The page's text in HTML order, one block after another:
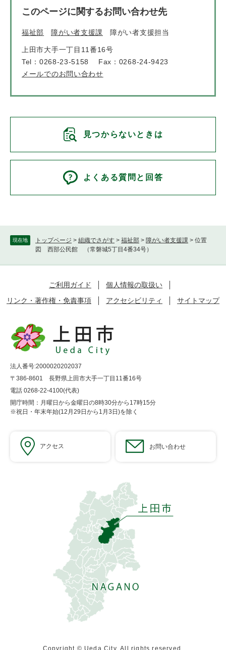
現在地 トップページ > 組織でさがす > 福祉部 > 障がい者支援課 > 位置
図 西部公民館 （常磐城5丁目4番34号）
このページに関するお問い合わせ先
福祉部 障がい者支援課 障がい者支援担当
上田市大手一丁目11番16号
Tel：0268-23-5158
Fax：0268-24-9423
メールでのお問い合わせ
見つからないときは
よくある質問と回答
ご利用ガイド
個人情報の取扱い
リンク・著作権・免責事項
アクセシビリティ サイトマップ
法人番号:2000020202037
〒386-8601 長野県上田市大手一丁目11番16号
電話 0268-22-4100(代表)
開庁時間：月曜日から金曜日の8時30分から17時15分
※祝日・年末年始(12月29日から1月3日)を除く
アクセス お問い合わせ
Copyright © Ueda City. All rights reserved.